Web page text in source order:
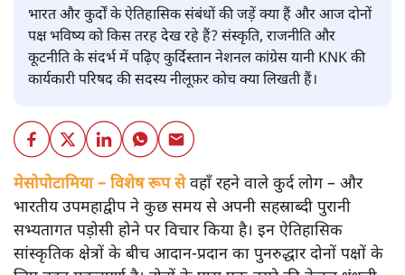
भारत और कुर्दों के ऐतिहासिक संबंधों की जड़ें क्या हैं और आज दोनों
पक्ष भविष्य को किस तरह देख रहे हैं? संस्कृति, राजनीति और
कूटनीति के संदर्भ में पढ़िए कुर्दिस्तान नेशनल कांग्रेस यानी KNK की
कार्यकारी परिषद की सदस्य नीलूफ़र कोच क्या लिखती हैं।
मेसोपोटामिया – विशेष रूप सेवहाँ रहने वाले कुर्द लोग – और
भारतीय उपमहाद्वीप ने कुछ समय से अपनी सहस्राब्दी पुरानी
सभ्यतागत पड़ोसी होने पर विचार किया है। इन ऐतिहासिक
सांस्कृतिक क्षेत्रों के बीच आदान-प्रदान का पुनरुद्धार दोनों पक्षों के